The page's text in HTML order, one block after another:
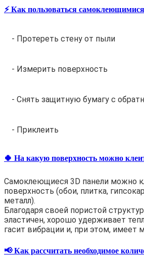
⚡️ Как пользоваться
- Протереть стену от пыли
- Измерить поверхность
- Снять защитную бумагу с
- Приклеить
🍀 На какую поверхность можно
Самоклеющиеся 3D панели можно
поверхность (обои, плитка,
металл).
Благодаря своей пористой
эластичен, хорошо удерживает
гасит вибрации и, при этом, имеет
📢 Как рассчитать необходимое